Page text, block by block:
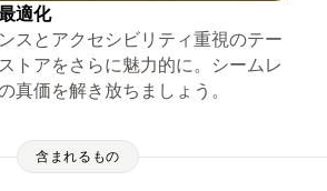
適化
スとアクセシビリティ重視のテー
トアをさらに魅力的に。シームレ
真価を解き放ちましょう。
含まれるもの